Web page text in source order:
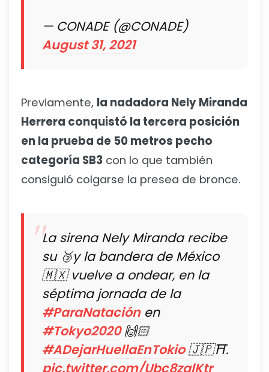
— CONADE (@CONADE)
August 31, 2021
Previamente, la nadadora Nely Miranda
Herrera conquistó la tercera posición
en la prueba de 50 metros pecho
categoría SB3 con lo que también
consiguió colgarse la presea de bronce.
La sirena Nely Miranda recibe
su 🥉y la bandera de México
🇲🇽 vuelve a ondear, en la
séptima jornada de la
#ParaNataciónen
#Tokyo2020🙌🏻
#ADejarHuellaEnTokio🇯🇵⛩️.
pic.twitter.com/Ubc8zglKtr